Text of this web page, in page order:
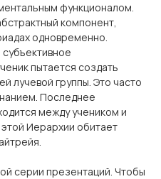
функционалом.
компонент,
одновременно.
пытается создать
лучевой группы. Это часто
Последнее
между учеником и
Иерархии обитает
серии презентаций. Чтобы